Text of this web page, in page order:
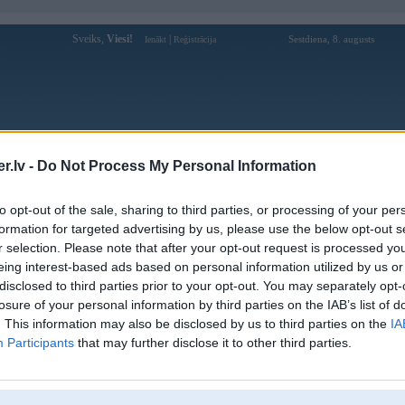
- Do Not Process My Personal Information
opt-out of the sale, sharing to third parties, or processing of your
for targeted advertising by us, please use the below opt-out
selection. Please note that after your opt-out request is processed
interest-based ads based on personal information utilized by us
to third parties prior to your opt-out. You may separately
of your personal information by third parties on the IAB’s list of
This information may also be disclosed by us to third parties on the
Participants that may further disclose it to other third parties.
Sveiks, Viesi! Ienākt Reģistrācija Sestdiena, 8. augusts
Forums Galerijas Reģistrācija Lietotāji
Lietotāja 789ffoo profils
Pēdējo reizi manīts: 09. Aug 2025, 20:27
Lietotājvārds:
789ffoo
Pilsēta:
Zilupe
Ziņojumi forumā:
[Pēdējie ziņojumi forumā]